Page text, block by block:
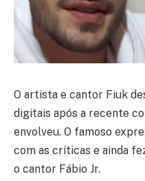
O artista e cantor Fiuk
digitais após a recente
envolveu. O famoso
com as críticas e ainda
o cantor Fábio Jr.